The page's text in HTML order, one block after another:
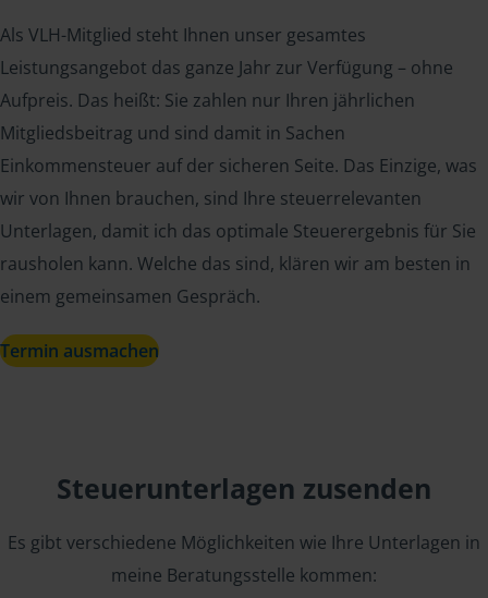
Als VLH-Mitglied steht Ihnen unser gesamtes
Leistungsangebot das ganze Jahr zur Verfügung – ohne
Aufpreis. Das heißt: Sie zahlen nur Ihren jährlichen
Mitgliedsbeitrag und sind damit in Sachen
Einkommensteuer auf der sicheren Seite. Das Einzige, was
wir von Ihnen brauchen, sind Ihre steuerrelevanten
Unterlagen, damit ich das optimale Steuerergebnis für Sie
rausholen kann. Welche das sind, klären wir am besten in
einem gemeinsamen Gespräch.
Termin ausmachen
Steuerunterlagen zusenden
Es gibt verschiedene Möglichkeiten wie Ihre Unterlagen in
meine Beratungsstelle kommen: